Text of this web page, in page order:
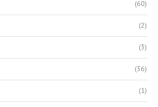
(60)
(2)
(3)
(36)
(1)